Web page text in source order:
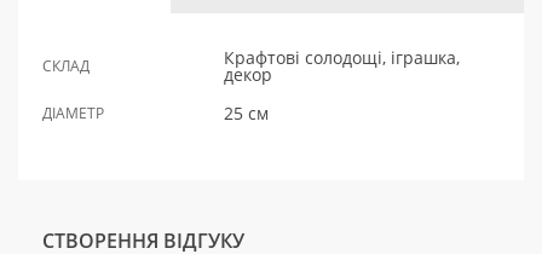
СКЛАД Крафтові солодощі, іграшка,
декор
ДІАМЕТР 25 см
СТВОРЕННЯ ВІДГУКУ